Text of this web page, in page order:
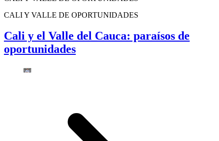
CALI Y VALLE DE OPORTUNIDADES
Cali y el Valle del Cauca: paraísos de
oportunidades